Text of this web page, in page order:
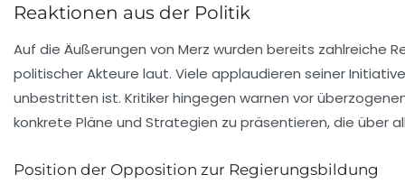
Reaktionen aus der Politik
Auf die Äußerungen von Merz wurden bereits zahlreiche
politischer Akteure laut. Viele applaudieren seiner
unbestritten ist. Kritiker hingegen warnen vor
konkrete Pläne und Strategien zu präsentieren, die über
Position der Opposition zur Regierungsbildung